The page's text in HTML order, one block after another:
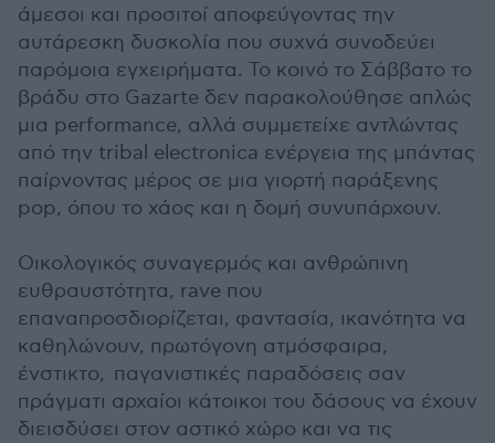
άμεσοι και προσιτοί αποφεύγοντας την
αυτάρεσκη δυσκολία που συχνά συνοδεύει
παρόμοια εγχειρήματα. Το κοινό το Σάββατο το
βράδυ στο Gazarte δεν παρακολούθησε απλώς
μια performance, αλλά συμμετείχε αντλώντας
από την tribal electronica ενέργεια της μπάντας
παίρνοντας μέρος σε μια γιορτή παράξενης
pop, όπου το χάος και η δομή συνυπάρχουν.
Οικολογικός συναγερμός και ανθρώπινη
ευθραυστότητα, rave που
επαναπροσδιορίζεται, φαντασία, ικανότητα να
καθηλώνουν, πρωτόγονη ατμόσφαιρα,
ένστικτο, παγανιστικές παραδόσεις σαν
πράγματι αρχαίοι κάτοικοι του δάσους να έχουν
διεισδύσει στον αστικό χώρο και να τις